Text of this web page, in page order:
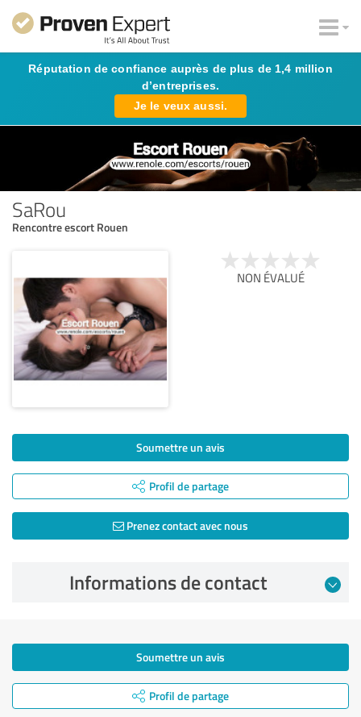
Réputation de confiance auprès de plus de 1,4 million
d’entreprises.
Je le veux aussi.
SaRou
Rencontre escort Rouen
NON ÉVALUÉ
Soumettre un avis
Profil de partage
Prenez contact avec nous
Informations de contact
Soumettre un avis
Profil de partage